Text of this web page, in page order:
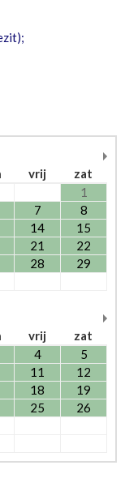
vrij
zat
1
7
8
14
15
21
22
28
29
vrij
zat
4
5
11
12
18
19
25
26